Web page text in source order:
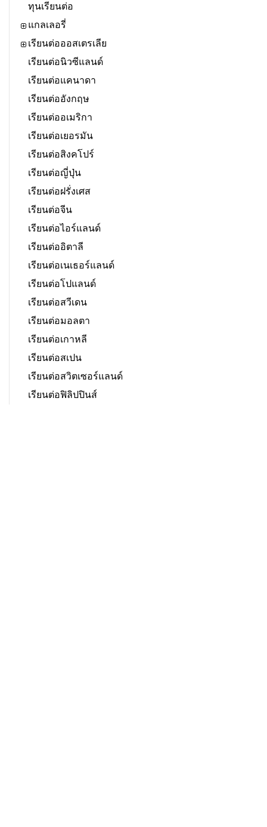
ทุนเรียนต่อ
แกลเลอรี่
เรียนต่อออสเตรเลีย
เรียนต่อนิวซีแลนด์
เรียนต่อแคนาดา
เรียนต่ออังกฤษ
เรียนต่ออเมริกา
เรียนต่อเยอรมัน
เรียนต่อสิงคโปร์
เรียนต่อญี่ปุ่น
เรียนต่อฝรั่งเศส
เรียนต่อจีน
เรียนต่อไอร์แลนด์
เรียนต่ออิตาลี
เรียนต่อเนเธอร์แลนด์
เรียนต่อโปแลนด์
เรียนต่อสวีเดน
เรียนต่อมอลตา
เรียนต่อเกาหลี
เรียนต่อสเปน
เรียนต่อสวิตเซอร์แลนด์
เรียนต่อฟิลิปปินส์